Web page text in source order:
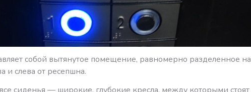
собой вытянутое помещение, равномерно разделенное на
и слева от ресепшна.
сиденья — широкие, глубокие кресла, между которыми стоят